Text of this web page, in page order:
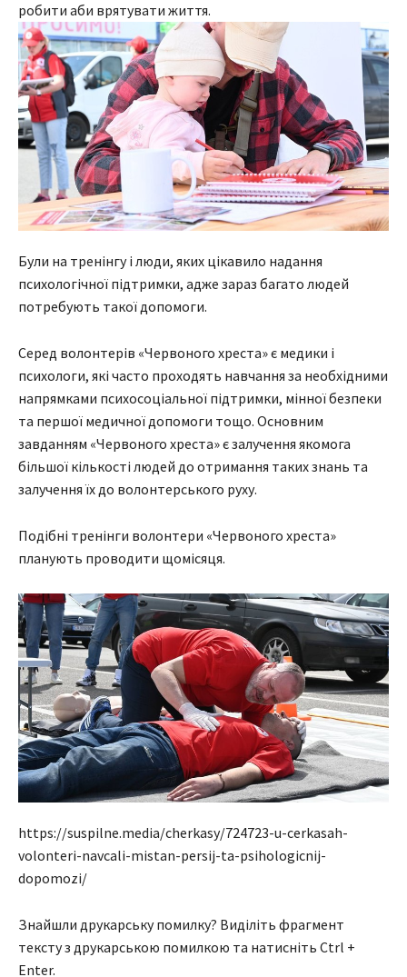
робити аби врятувати життя.
Були на тренінгу і люди, яких цікавило надання
психологічної підтримки, адже зараз багато людей
потребують такої допомоги.
Серед волонтерів «Червоного хреста» є медики і
психологи, які часто проходять навчання за необхідними
напрямками психосоціальної підтримки, мінної безпеки
та першої медичної допомоги тощо. Основним
завданням «Червоного хреста» є залучення якомога
більшої кількості людей до отримання таких знань та
залучення їх до волонтерського руху.
Подібні тренінги волонтери «Червоного хреста»
планують проводити щомісяця.
https://suspilne.media/cherkasy/724723-u-cerkasah-
volonteri-navcali-mistan-persij-ta-psihologicnij-
dopomozi/
Знайшли друкарську помилку? Виділіть фрагмент
тексту з друкарською помилкою та натисніть Ctrl +
Enter.